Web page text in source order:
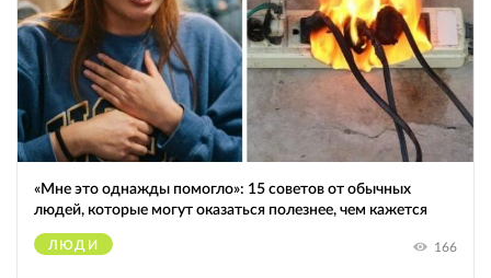
«Мне это однажды помогло»: 15 советов от обычных
людей, которые могут оказаться полезнее, чем кажется
ЛЮДИ 166